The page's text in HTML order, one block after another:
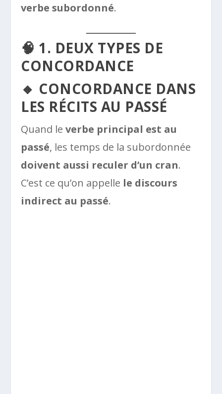
verbe subordonné.
🧠 1. DEUX TYPES DE
CONCORDANCE
🔸 CONCORDANCE DANS
LES RÉCITS AU PASSÉ
Quand leverbe principal est au
passé, les temps de la subordonnée
doivent aussi reculer d’un cran.
C’est ce qu’on appelle le discours
indirect au passé.